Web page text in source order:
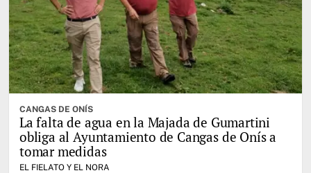
CANGAS DE ONÍS
La falta de agua en la Majada de Gumartini
obliga al Ayuntamiento de Cangas de Onís a
tomar medidas
EL FIELATO Y EL NORA